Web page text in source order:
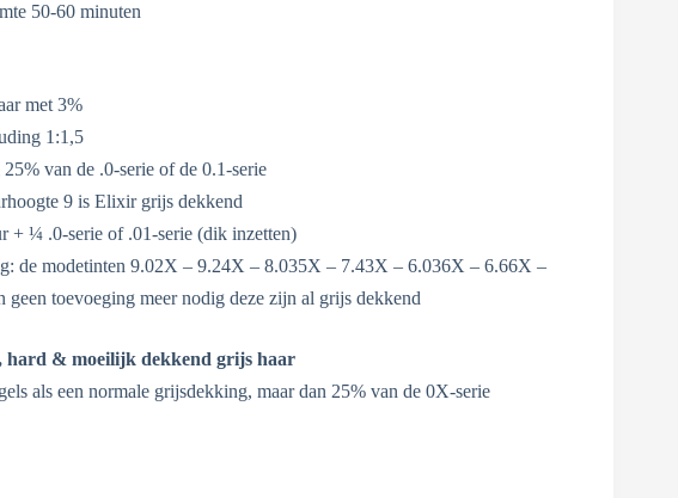
50-60 minuten
met 3%
1:1,5
25% van de .0-serie of de 0.1-serie
9 is Elixir grijs dekkend
+ ¼ .0-serie of .01-serie (dik inzetten)
de modetinten 9.02X – 9.24X – 8.035X – 7.43X – 6.036X – 6.66X –
geen toevoeging meer nodig deze zijn al grijs dekkend
hard & moeilijk dekkend grijs haar
als een normale grijsdekking, maar dan 25% van de 0X-serie